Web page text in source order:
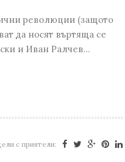
революции (защото
да носят въртяща се
и Иван Ралчев...
с приятели: